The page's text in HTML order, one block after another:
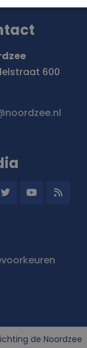
600
de Noordzee